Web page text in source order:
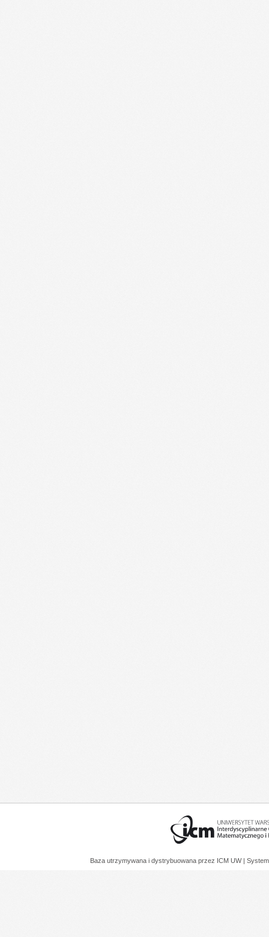
Baza utrzymywana i dystrybuowana przez ICM UW |